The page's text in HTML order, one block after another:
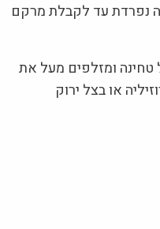
נפרדת עד לקבלת מרקם
ומזלפים מעל את
או בצל ירוק